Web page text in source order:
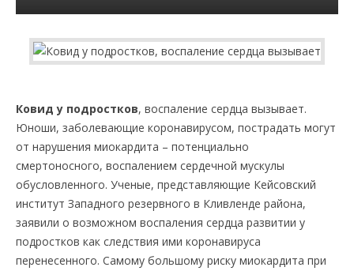
Ковид у подростков, воспаление сердца вызывает.
Юноши, заболевающие коронавирусом, пострадать могут
от нарушения миокардита – потенциально
смертоносного, воспалением сердечной мускулы
обусловленного. Ученые, представляющие Кейсовский
институт Западного резервного в Кливленде района,
заявили о возможном воспаления сердца развитии у
подростков как следствия ими коронавируса
перенесенного. Самому большому риску миокардита при